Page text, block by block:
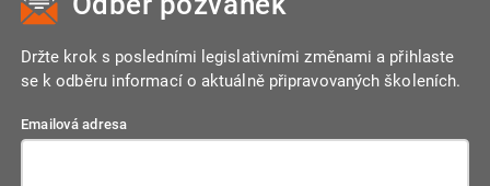
Držte krok s posledními legislativními změnami a přihlaste
se k odběru informací o aktuálně připravovaných školeních.
Emailová adresa